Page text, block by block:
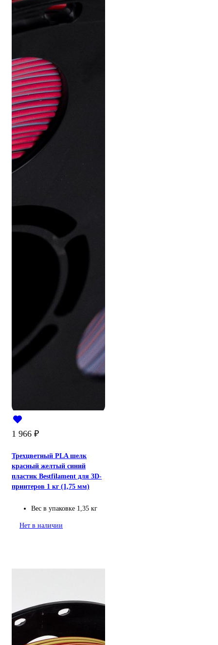
1 966 ₽
Трехцветный PLA шелк
красный желтый синий
пластик Bestfilament для 3D-
принтеров 1 кг (1,75 мм)
Вес в упаковке 1,35 кг
Нет в наличии